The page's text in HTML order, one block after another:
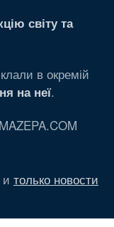
світу та
в окремій
на неї.
и только новости